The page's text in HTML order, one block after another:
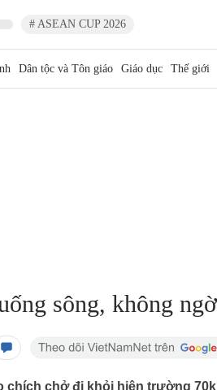
# ASEAN CUP 2026
Dân tộc và Tôn giáo Giáo dục Thế giới
sông, không
chích chở đi khỏi hiện trường